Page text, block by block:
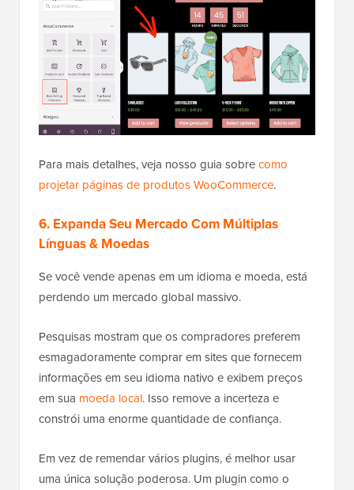
Para mais detalhes, veja nosso guia sobrecomo
projetar páginas de produtos WooCommerce.
6. Expanda Seu Mercado Com Múltiplas
Línguas & Moedas
Se você vende apenas em um idioma e moeda, está
perdendo um mercado global massivo.
Pesquisas mostram que os compradores preferem
esmagadoramente comprar em sites que fornecem
informações em seu idioma nativo e exibem preços
em sua moeda local. Isso remove a incerteza e
constrói uma enorme quantidade de confiança.
Em vez de remendar vários plugins, é melhor usar
uma única solução poderosa. Um plugin como o